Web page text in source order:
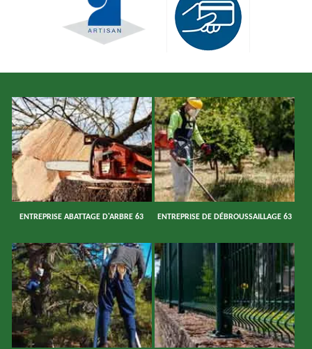
ENTREPRISE ABATTAGE D'ARBRE 63 ENTREPRISE DE DÉBROUSSAILLAGE 63